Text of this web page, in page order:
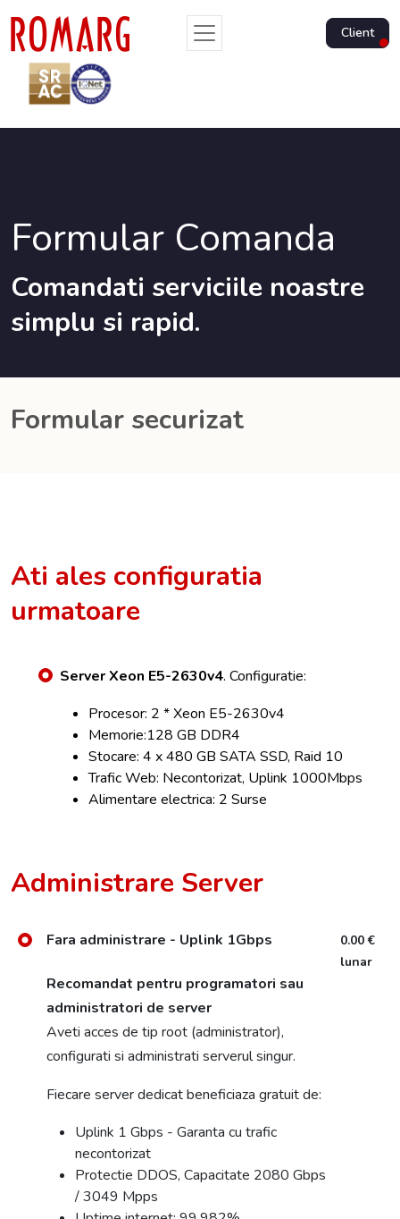
Client
Formular Comanda
Comandati serviciile noastre
simplu si rapid.
Formular securizat
Ati ales configuratia
urmatoare
Server Xeon E5-2630v4. Configuratie:
Procesor: 2 * Xeon E5-2630v4
Memorie:128 GB DDR4
Stocare: 4 x 480 GB SATA SSD, Raid 10
Trafic Web: Necontorizat, Uplink 1000Mbps
Alimentare electrica: 2 Surse
Administrare Server
Fara administrare - Uplink 1Gbps
Recomandat pentru programatori sau
administratori de server
Aveti acces de tip root (administrator),
configurati si administrati serverul singur.
Fiecare server dedicat beneficiaza gratuit de:
Uplink 1 Gbps - Garanta cu trafic
necontorizat
Protectie DDOS, Capacitate 2080 Gbps
/ 3049 Mpps
0.00 €
lunar